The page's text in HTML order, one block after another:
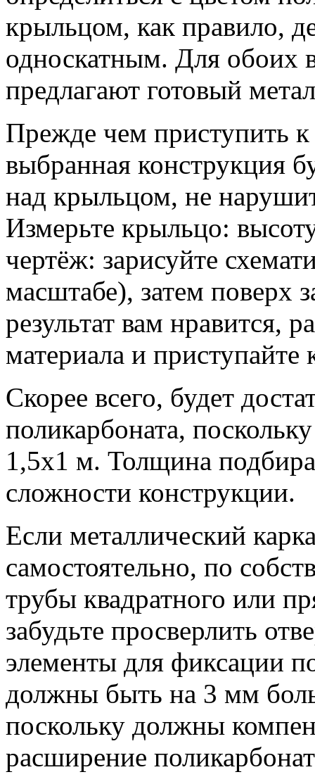
крыльцом, как правило,
односкатным. Для обоих
предлагают готовый
Прежде чем приступить к
выбранная конструкция
над крыльцом, не
Измерьте крыльцо:
чертёж: зарисуйте
масштабе), затем поверх
результат вам нравится,
материала и приступайте
Скорее всего, будет
поликарбоната,
1,5х1 м. Толщина
сложности конструкции.
Если металлический
самостоятельно, по
трубы квадратного или
забудьте просверлить
элементы для фиксации
должны быть на 3 мм
поскольку должны
расширение